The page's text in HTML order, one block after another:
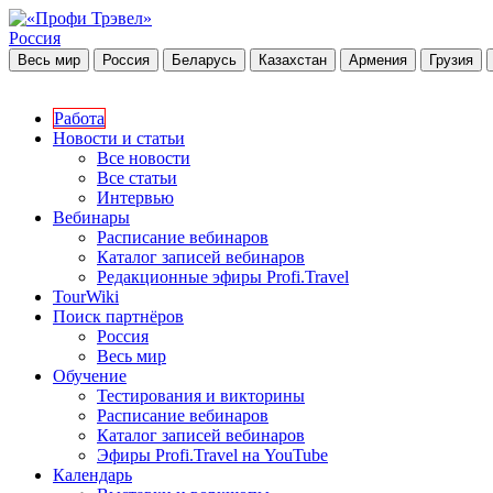
Россия
Весь мир Россия Беларусь Казахстан Армения Грузия
Работа
Новости и статьи
Все новости
Все статьи
Интервью
Вебинары
Расписание вебинаров
Каталог записей вебинаров
Редакционные эфиры Profi.Travel
TourWiki
Поиск партнёров
Россия
Весь мир
Обучение
Тестирования и викторины
Расписание вебинаров
Каталог записей вебинаров
Эфиры Profi.Travel на YouTube
Календарь